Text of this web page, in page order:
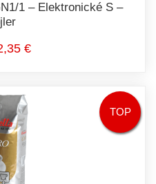
1 – Elektronické S –
€
TOP